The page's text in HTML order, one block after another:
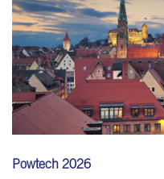
Powtech 2026